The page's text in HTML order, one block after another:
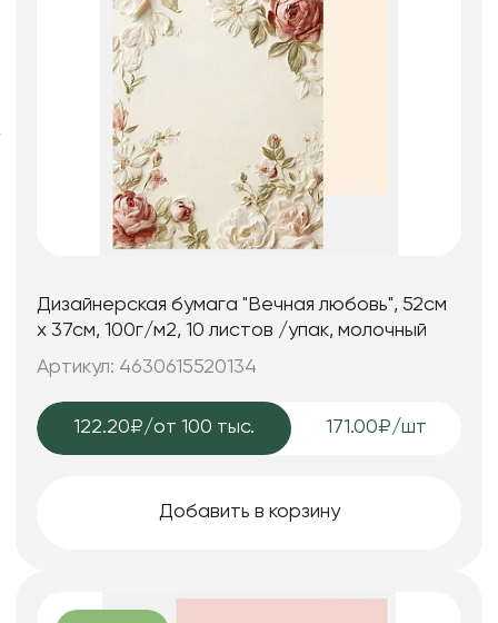
Игрушки мягкие
Изделия из металла
Дизайнерская бумага "Вечная любовь", 52см
х 37см, 100г/м2, 10 листов /упак, молочный
Артикул: 4630615520134
122.20₽/от 100 тыс. 171.00₽/шт
Добавить в корзину